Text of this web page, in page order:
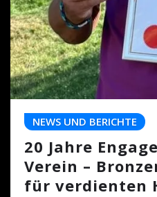
NEWS UND BERICHTE
20 Jahre
Verein –
für verdienten